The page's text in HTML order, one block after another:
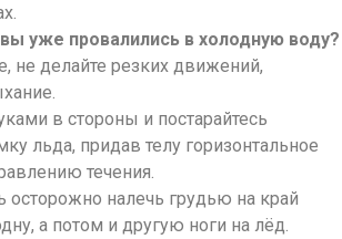
уже провалились в холодную воду?
делайте резких движений,
в стороны и постарайтесь
льда, придав телу горизонтальное
течения.
налечь грудью на край
а потом и другую ноги на лёд.